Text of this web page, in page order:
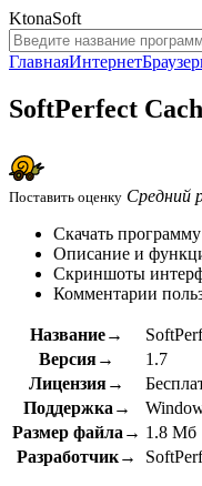
KtonaSoft
ГлавнаяИнтернет
SoftPerfect
Поставить оценку Средний
Скачать программу
Описание и
Скриншоты
Комментарии
Название→
Версия→
1.7
Лицензия→
Поддержка→
Размер файла→ 1.8 Мб
Разработчик→